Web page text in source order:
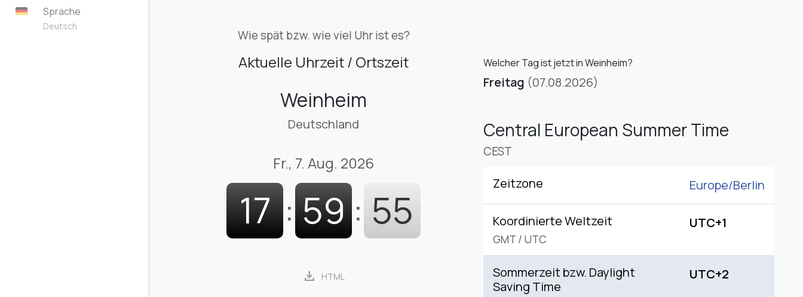
Sprache
Deutsch
Wie spät bzw. wie viel Uhr ist es?
Aktuelle Uhrzeit / Ortszeit
Weinheim
Deutschland
Fr., 7. Aug. 2026
17 : 59 : 56
download HTML
Welcher Tag ist jetzt in Weinheim?
Freitag (07.08.2026)
Central European Summer Time
CEST
Zeitzone Europe/Berlin
Koordinierte Weltzeit
GMT / UTC
UTC+1
Sommerzeit bzw. Daylight
Saving Time
UTC+2